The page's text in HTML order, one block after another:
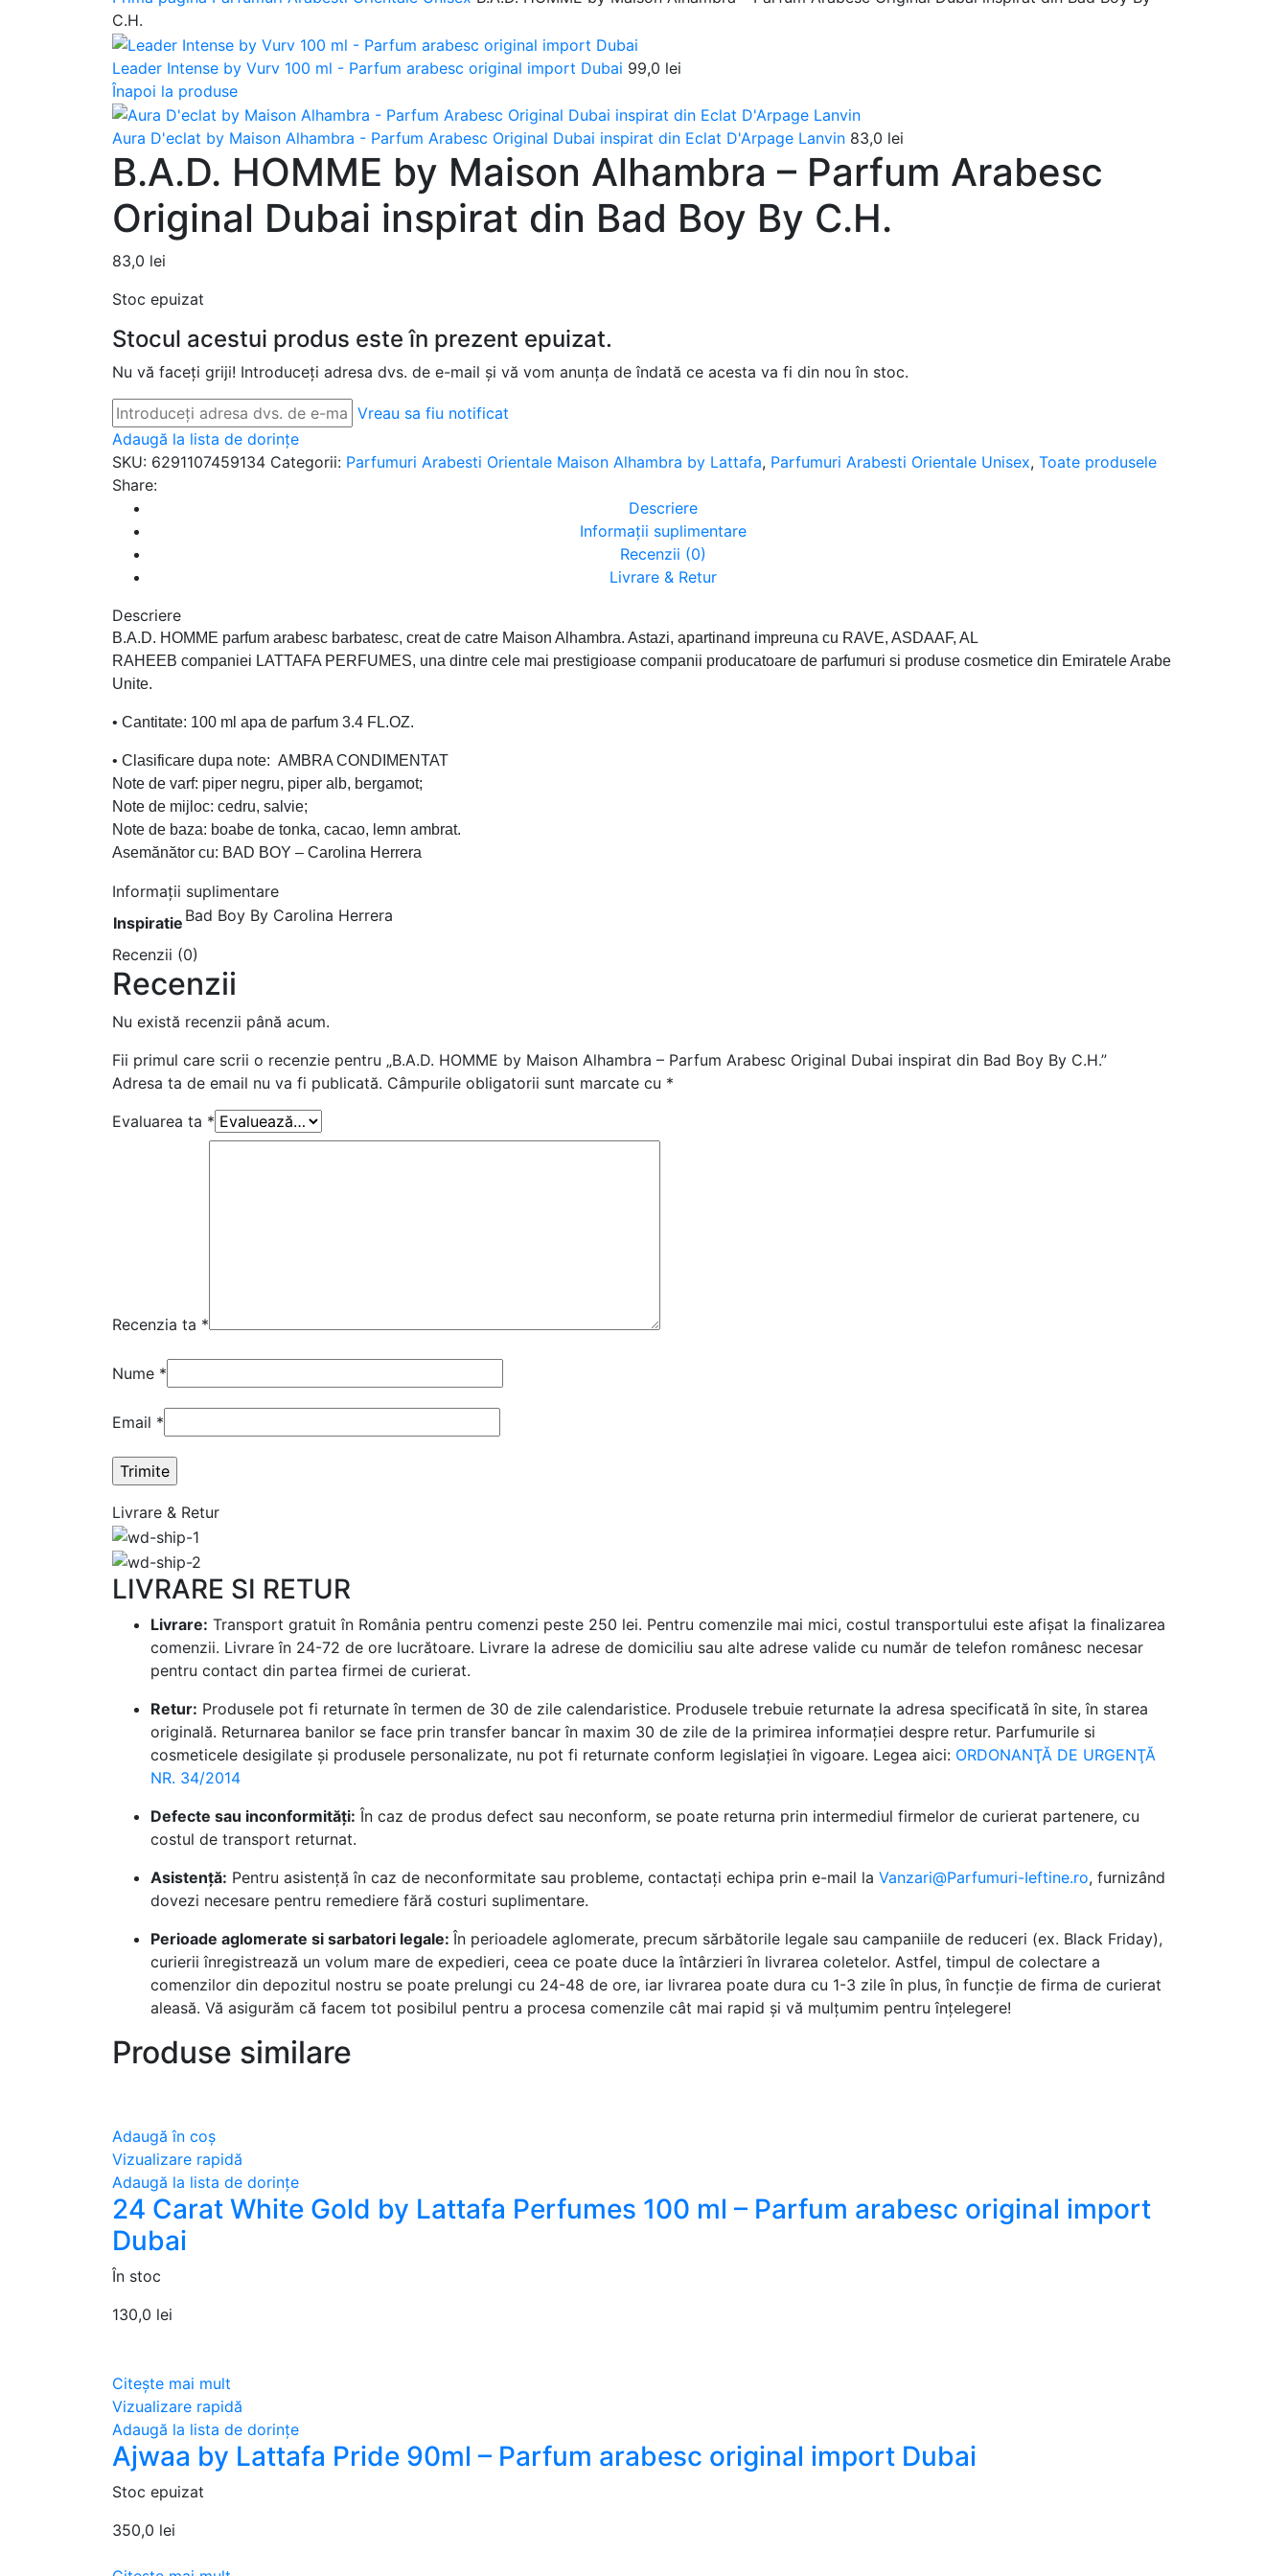
C.H.
Leader Intense by Vurv 100 ml - Parfum arabesc original import Dubai 99,0 lei
Înapoi la produse
Aura D'eclat by Maison Alhambra - Parfum Arabesc Original Dubai inspirat din Eclat D'Arpage Lanvin 83,0 lei
B.A.D. HOMME by Maison Alhambra – Parfum Arabesc
Original Dubai inspirat din Bad Boy By C.H.
83,0 lei
Stoc epuizat
Stocul acestui produs este în prezent epuizat.
Nu vă faceți griji! Introduceți adresa dvs. de e-mail și vă vom anunța de îndată ce acesta va fi din nou în stoc.
Vreau sa fiu notificat
Adaugă la lista de dorințe
SKU: 6291107459134 Categorii: Parfumuri Arabesti Orientale Maison Alhambra by Lattafa, Parfumuri Arabesti Orientale Unisex, Toate produsele
Share:
Descriere
Informații suplimentare
Recenzii (0)
Livrare & Retur
Descriere
B.A.D. HOMME parfum arabesc barbatesc, creat de catre Maison Alhambra. Astazi, apartinand impreuna cu RAVE, ASDAAF, AL
RAHEEB companiei LATTAFA PERFUMES, una dintre cele mai prestigioase companii producatoare de parfumuri si produse cosmetice din Emiratele Arabe
Unite.
• Cantitate: 100 ml apa de parfum 3.4 FL.OZ.
• Clasificare dupa note: AMBRA CONDIMENTAT
Note de varf: piper negru, piper alb, bergamot;
Note de mijloc: cedru, salvie;
Note de baza: boabe de tonka, cacao, lemn ambrat.
Asemănător cu: BAD BOY – Carolina Herrera
Informații suplimentare
Inspiratie Bad Boy By Carolina Herrera
Recenzii (0)
Recenzii
Nu există recenzii până acum.
Fii primul care scrii o recenzie pentru „B.A.D. HOMME by Maison Alhambra – Parfum Arabesc Original Dubai inspirat din Bad Boy By C.H.”
Adresa ta de email nu va fi publicată. Câmpurile obligatorii sunt marcate cu *
Evaluarea ta *
Recenzia ta *
Nume *
Email *
Livrare & Retur
LIVRARE SI RETUR
Livrare: Transport gratuit în România pentru comenzi peste 250 lei. Pentru comenzile mai mici, costul transportului este afișat la finalizarea
comenzii. Livrare în 24-72 de ore lucrătoare. Livrare la adrese de domiciliu sau alte adrese valide cu număr de telefon românesc necesar
pentru contact din partea firmei de curierat.
Retur: Produsele pot fi returnate în termen de 30 de zile calendaristice. Produsele trebuie returnate la adresa specificată în site, în starea
originală. Returnarea banilor se face prin transfer bancar în maxim 30 de zile de la primirea informației despre retur. Parfumurile si
cosmeticele desigilate și produsele personalizate, nu pot fi returnate conform legislației în vigoare. Legea aici: ORDONANŢĂ DE URGENŢĂ
NR. 34/2014
Defecte sau inconformități: În caz de produs defect sau neconform, se poate returna prin intermediul firmelor de curierat partenere, cu
costul de transport returnat.
Asistență: Pentru asistență în caz de neconformitate sau probleme, contactați echipa prin e-mail la Vanzari@Parfumuri-Ieftine.ro, furnizând
dovezi necesare pentru remediere fără costuri suplimentare.
Perioade aglomerate si sarbatori legale: În perioadele aglomerate, precum sărbătorile legale sau campaniile de reduceri (ex. Black Friday),
curierii înregistrează un volum mare de expedieri, ceea ce poate duce la întârzieri în livrarea coletelor. Astfel, timpul de colectare a
comenzilor din depozitul nostru se poate prelungi cu 24-48 de ore, iar livrarea poate dura cu 1-3 zile în plus, în funcție de firma de curierat
aleasă. Vă asigurăm că facem tot posibilul pentru a procesa comenzile cât mai rapid și vă mulțumim pentru înțelegere!
Produse similare
Adaugă în coș
Vizualizare rapidă
Adaugă la lista de dorințe
24 Carat White Gold by Lattafa Perfumes 100 ml – Parfum arabesc original import
Dubai
În stoc
130,0 lei
Citește mai mult
Vizualizare rapidă
Adaugă la lista de dorințe
Ajwaa by Lattafa Pride 90ml – Parfum arabesc original import Dubai
Stoc epuizat
350,0 lei